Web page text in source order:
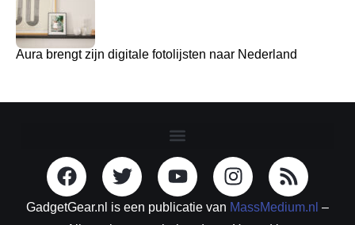
Aura brengt zijn digitale fotolijsten naar Nederland
GadgetGear.nl is een publicatie van MassMedium.nl –